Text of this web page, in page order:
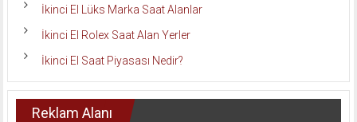
İkinci El Lüks Marka Saat Alanlar
İkinci El Rolex Saat Alan Yerler
İkinci El Saat Piyasası Nedir?
Reklam Alanı